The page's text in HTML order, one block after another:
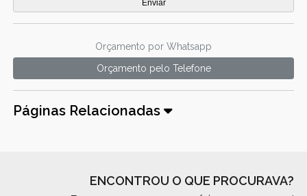
Orçamento por Whatsapp
Orçamento pelo Telefone
Páginas Relacionadas
ENCONTROU O QUE PROCURAVA?